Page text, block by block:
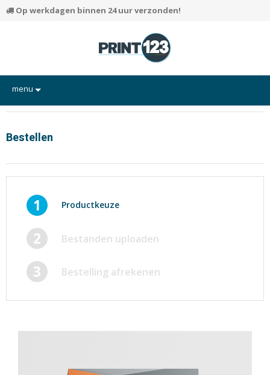
Op werkdagen binnen 24 uur verzonden!
menu
Flyers
Hand-outs/Losbladig
Posters
Rapporten/Verslagen
Certificaten/Diploma's
Visitekaartjes
Alle producten
Bestellen
1 Productkeuze
2 Bestanden uploaden
3 Bestelling afrekenen